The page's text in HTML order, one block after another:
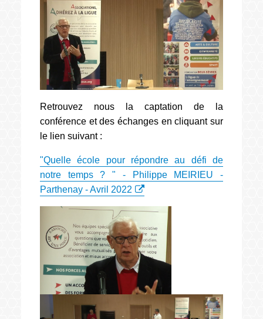
Retrouvez nous la captation de la
conférence et des échanges en cliquant sur
le lien suivant :
"Quelle école pour répondre au défi de
notre temps ? " - Philippe MEIRIEU -
Parthenay - Avril 2022